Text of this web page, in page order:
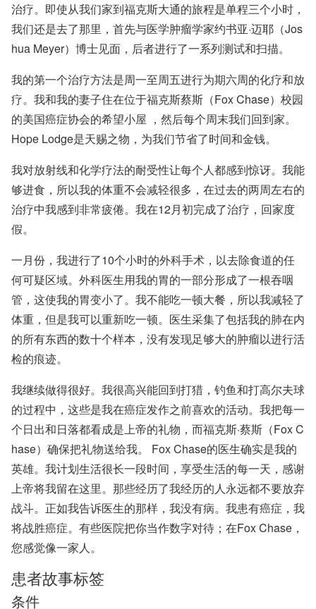
治疗。即使从我们家到福克斯大通的旅程是单程三个小时，
我们还是去了那里，首先与医学肿瘤学家约书亚·迈耶（Jos
hua Meyer）博士见面，后者进行了一系列测试和扫描。
我的第一个治疗方法是周一至周五进行为期六周的化疗和放
疗。我和我的妻子住在位于福克斯蔡斯（Fox Chase）校园
的美国癌症协会的希望小屋 ，然后每个周末我们回到家。
Hope Lodge是天赐之物，为我们节省了时间和金钱。
我对放射线和化学疗法的耐受性让每个人都感到惊讶。我能
够进食，所以我的体重不会减轻很多，在过去的两周左右的
治疗中我感到非常疲倦。我在12月初完成了治疗，回家度
假。
一月份，我进行了10个小时的外科手术，以去除食道的任
何可疑区域。外科医生用我的胃的一部分形成了一根吞咽
管，这使我的胃变小了。我不能吃一顿大餐，所以我减轻了
体重，但是我可以重新吃一顿。医生采集了包括我的肺在内
的所有东西的数十个样本，没有发现足够大的肿瘤以进行活
检的痕迹。
我继续做得很好。我很高兴能回到打猎，钓鱼和打高尔夫球
的过程中，这些是我在癌症发作之前喜欢的活动。我把每一
个日出和日落都看成是上帝的礼物，而福克斯·蔡斯（Fox C
hase）确保把礼物送给我。 Fox Chase的医生确实是我的
英雄。我计划生活很长一段时间，享受生活的每一天，感谢
上帝将我留在这里。那些经历了我经历的人永远都不要放弃
战斗。正如我告诉医生的那样，我没有病。我患有癌症，我
将战胜癌症。有些医院把你当作数字对待；在Fox Chase，
您感觉像一家人。
患者故事标签
条件